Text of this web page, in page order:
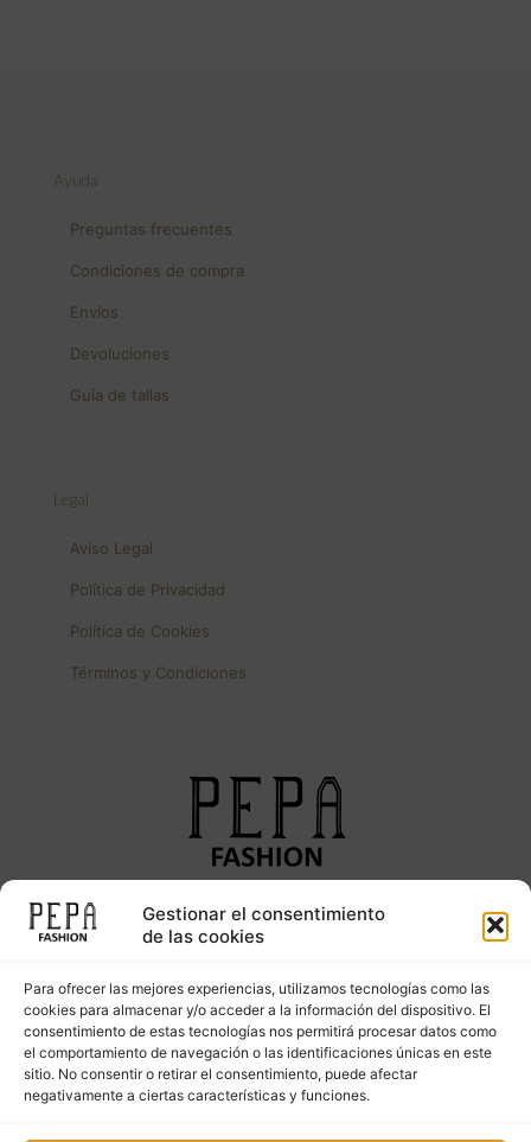
Gestionar el consentimiento
de las cookies
Para ofrecer las mejores experiencias, utilizamos tecnologías como las
cookies para almacenar y/o acceder a la información del dispositivo. El
consentimiento de estas tecnologías nos permitirá procesar datos como
el comportamiento de navegación o las identificaciones únicas en este
sitio. No consentir o retirar el consentimiento, puede afectar
negativamente a ciertas características y funciones.
Ayuda
Preguntas frecuentes
Condiciones de compra
Envíos
Devoluciones
Guía de tallas
Legal
Aviso Legal
Política de Privacidad
Política de Cookies
Términos y Condiciones
Síguenos en nuestras redes sociales